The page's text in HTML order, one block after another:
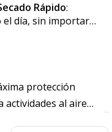
Rápido:
el día, sin importar
protección
actividades al aire